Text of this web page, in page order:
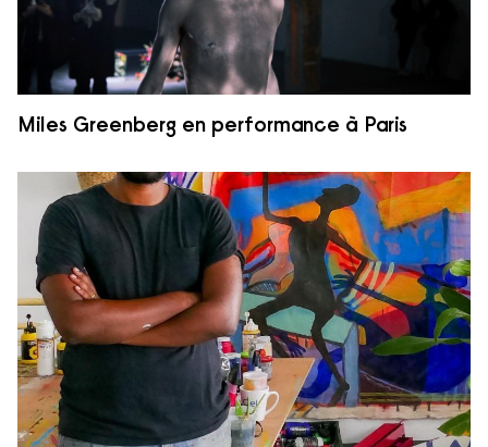
Miles Greenberg en performance à Paris